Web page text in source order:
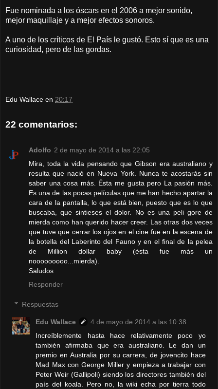
Fue nominada a los óscars en el 2006 a mejor sonido,
mejor maquillaje y a mejor efectos sonoros.
A uno de los críticos de El País le gustó. Esto sí que es una
curiosidad, pero de las gordas.
Edu Wallace en 20:17
22 comentarios:
Adolfo 2 de mayo de 2014 a las 22:05
Mira, toda la vida pensando que Gibson era australiano y
resulta que nació en Nueva York. Nunca te acostarás sin
saber una cosa más. Ésta me gusta pero La pasión más.
Es una de las pocas películas que me han hecho apartar la
cara de la pantalla, lo que está bien, puesto que es lo que
buscaba, que sintieses el dolor. No es una peli gore de
mierda como han querido hacer creer. Las otras dos veces
que tuve que cerrar los ojos en el cine fue en la escena de
la botella del Laberinto del Fauno y en el final de la pelea
de Million dollar baby (ésta fue más un
nooooooooo...mierda).
Saludos
Responder
Respuestas
Edu Wallace
4 de mayo de 2014 a las 10:38
Increíblemente hasta hace relativamente poco yo
también afirmaba que era australiano. Le dan un
premio en Australia por su carrera, de jovencito hace
Mad Max con George Miller y empieza a trabajar con
Peter Weir (Gallipoli) siendo los directores también del
país del koala. Pero no, la wiki echa por tierra todo